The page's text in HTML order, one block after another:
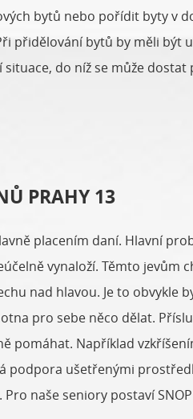
bytů nebo pořídit byty v
přidělování bytů by měli být
do níž se může dostat
PRAHY 13
placením daní. Hlavní
vynaloží. Těmto jevům
nad hlavou. Je to
pro sebe něco dělat.
pomáhat. Například
podpora ušetřenými
naše seniory postaví